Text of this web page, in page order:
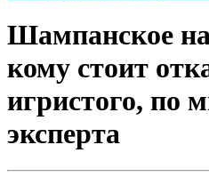
Шампанское
кому стоит
игристого, по
эксперта